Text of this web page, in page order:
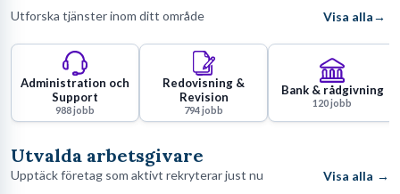
Utforska tjänster inom ditt område Visa alla→
Administration och
Support
988jobb
Redovisning &
Revision
794jobb
Bank & rådgivning
120jobb
Utvalda arbetsgivare
Upptäck företag som aktivt rekryterar just nu Visa alla →